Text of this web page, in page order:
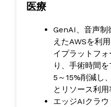
医療
GenAI、音声制
えたAWSを利
イプラットフ
り、手術時間を
5～15%削減し、
とリソース利用
エッジAIクラ